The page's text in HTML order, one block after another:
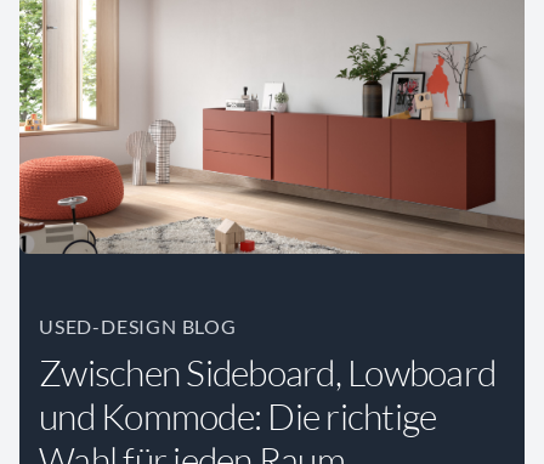
USED-DESIGN BLOG
Zwischen Sideboard, Lowboard
und Kommode: Die richtige